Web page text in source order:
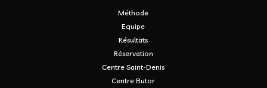
Méthode
Equipe
Résultats
Réservation
Centre Saint-Denis
Centre Butor